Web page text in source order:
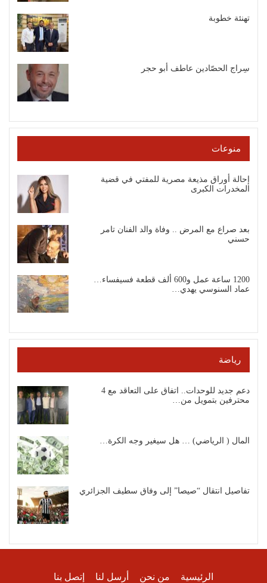
تهنئة خطوبة
سِراج الحصّادين عاطف أبو حجر
منوعات
إحالة أوراق مذيعة مصرية للمفتي في قضية
المخدرات الكبرى
بعد صراع مع المرض .. وفاة والد الفنان تامر
حسني
1200 ساعة عمل و600 ألف قطعة فسيفساء…
عماد السنوسي يهدي…
رياضة
دعم جديد للوحدات.. اتفاق على التعاقد مع 4
محترفين بتمويل من…
المال ( الرياضي) … هل سيغير وجه الكرة…
تفاصيل انتقال “صيصا” إلى وفاق سطيف الجزائري
الرئيسية من نحن أرسل لنا إتصل بنا